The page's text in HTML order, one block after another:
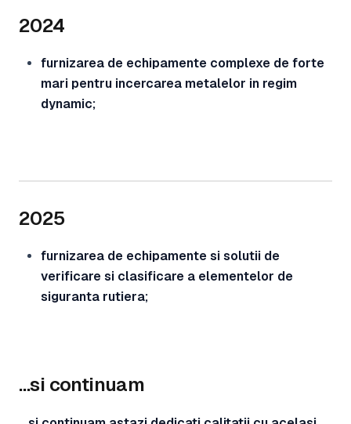
2024
furnizarea de echipamente complexe de forte
mari pentru incercarea metalelor in regim
dynamic;
2025
furnizarea de echipamente si solutii de
verificare si clasificare a elementelor de
siguranta rutiera;
…si continuam